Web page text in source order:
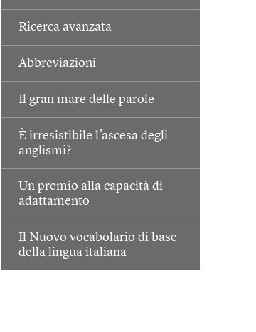
Ricerca avanzata
Abbreviazioni
Il gran mare delle parole
È irresistibile l’ascesa degli
anglismi?
Un premio alla capacità di
adattamento
Il Nuovo vocabolario di base
della lingua italiana